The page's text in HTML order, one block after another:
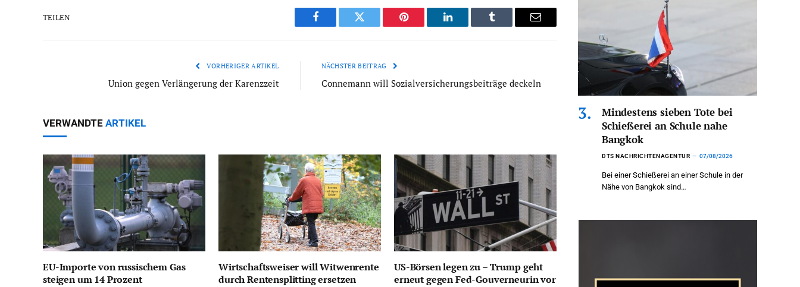
TEILEN
Facebook Twitter Pinterest LinkedIn Tumblr Email
VORHERIGER ARTIKEL
Union gegen Verlängerung der Karenzzeit
NÄCHSTER BEITRAG
Connemann will Sozialversicherungsbeiträge deckeln
VERWANDTE ARTIKEL
EU-Importe von russischem Gas
steigen um 14 Prozent
Wirtschaftsweiser will Witwenrente
durch Rentensplitting ersetzen
US-Börsen legen zu – Trump geht
erneut gegen Fed-Gouverneurin vor
Mindestens sieben Tote bei
Schießerei an Schule nahe
Bangkok
DTS NACHRICHTENAGENTUR 07/08/2026
Bei einer Schießerei an einer Schule in der
Nähe von Bangkok sind…